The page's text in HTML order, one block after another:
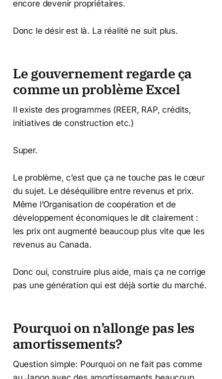
encore devenir propriétaires.
Donc le désir est là. La réalité ne suit plus.
Le gouvernement regarde ça
comme un problème Excel
Il existe des programmes (REER, RAP, crédits,
initiatives de construction etc.)
Super.
Le problème, c’est que ça ne touche pas le cœur
du sujet. Le déséquilibre entre revenus et prix.
Même l’Organisation de coopération et de
développement économiques le dit clairement :
les prix ont augmenté beaucoup plus vite que les
revenus au Canada.
Donc oui, construire plus aide, mais ça ne corrige
pas une génération qui est déjà sortie du marché.
Pourquoi on n’allonge pas les
amortissements?
Question simple: Pourquoi on ne fait pas comme